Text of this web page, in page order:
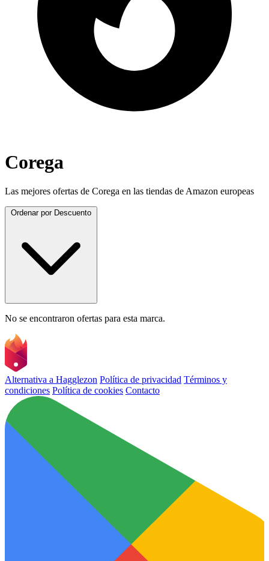
Corega
Las mejores ofertas de Corega en las tiendas de Amazon europeas
Ordenar por Descuento
No se encontraron ofertas para esta marca.
Alternativa a Hagglezon Política de privacidad Términos y
condiciones Política de cookies Contacto